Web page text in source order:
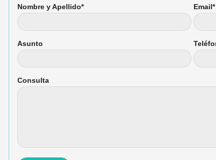
Nombre y Apellido* Email*
Asunto
Consulta